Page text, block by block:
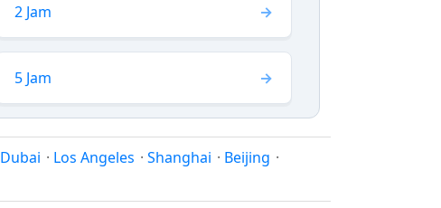
2 Jam
5 Jam
Dubai · Los Angeles · Shanghai · Beijing ·